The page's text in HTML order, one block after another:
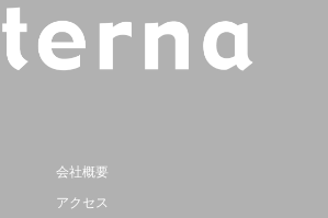
会社概要
アクセス